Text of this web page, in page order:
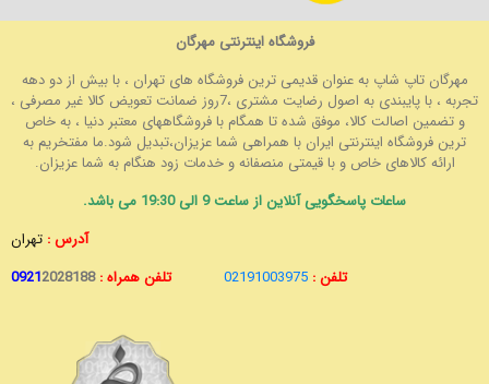
فروشگاه اینترنتی مهرگان
مهرگان تاپ شاپ به عنوان قدیمی ترین فروشگاه های تهران ، با بیش از دو دهه
تجربه ، با پایبندی به اصول رضایت مشتری ،7روز ضمانت تعویض کالا غیر مصرفی ،
و تضمین اصالت کالا، موفق شده تا همگام با فروشگاههای معتبر دنیا ، به خاص
ترین فروشگاه اینترنتی ایران با همراهی شما عزیزان،تبدیل شود.ما مفتخریم به
ارائه کالاهای خاص و با قیمتی منصفانه و خدمات زود هنگام به شما عزیزان.
ساعات پاسخگویی آنلاین از ساعت 9 الی 19:30 می باشد.
آدرس : تهران
تلفن : 02191003975 تلفن همراه : 09212028188